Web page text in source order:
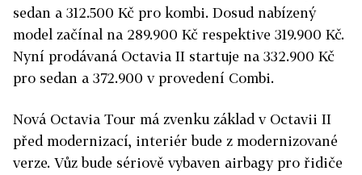
sedan a 312.500 Kč pro kombi. Dosud nabízený
model začínal na 289.900 Kč respektive 319.900 Kč.
Nyní prodávaná Octavia II startuje na 332.900 Kč
pro sedan a 372.900 v provedení Combi.
Nová Octavia Tour má zvenku základ v Octavii II
před modernizací, interiér bude z modernizované
verze. Vůz bude sériově vybaven airbagy pro řidiče